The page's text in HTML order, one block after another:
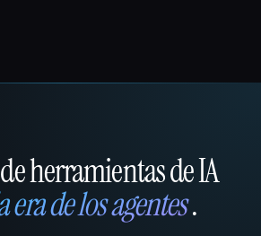
herramientas de IA
era de los agentes.